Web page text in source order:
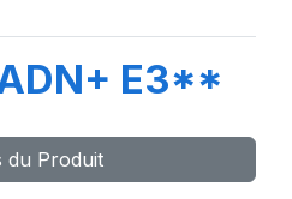
E3**
du Produit